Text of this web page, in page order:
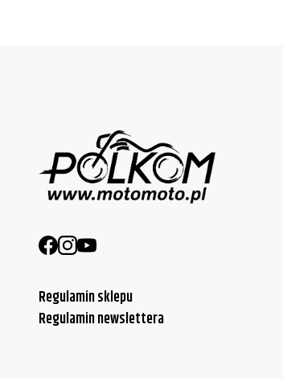
Regulamin sklepu
Regulamin newslettera